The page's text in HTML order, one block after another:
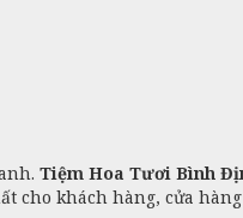
Tiệm Hoa Tươi Bình
cho khách hàng, cửa